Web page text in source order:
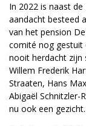
In 2022 is naast
aandacht besteed
van het pension
comité nog gestuit
nooit herdacht zijn
Willem Frederik
Straaten, Hans
Abigaël Schnitzler-
nu ook een gezicht.